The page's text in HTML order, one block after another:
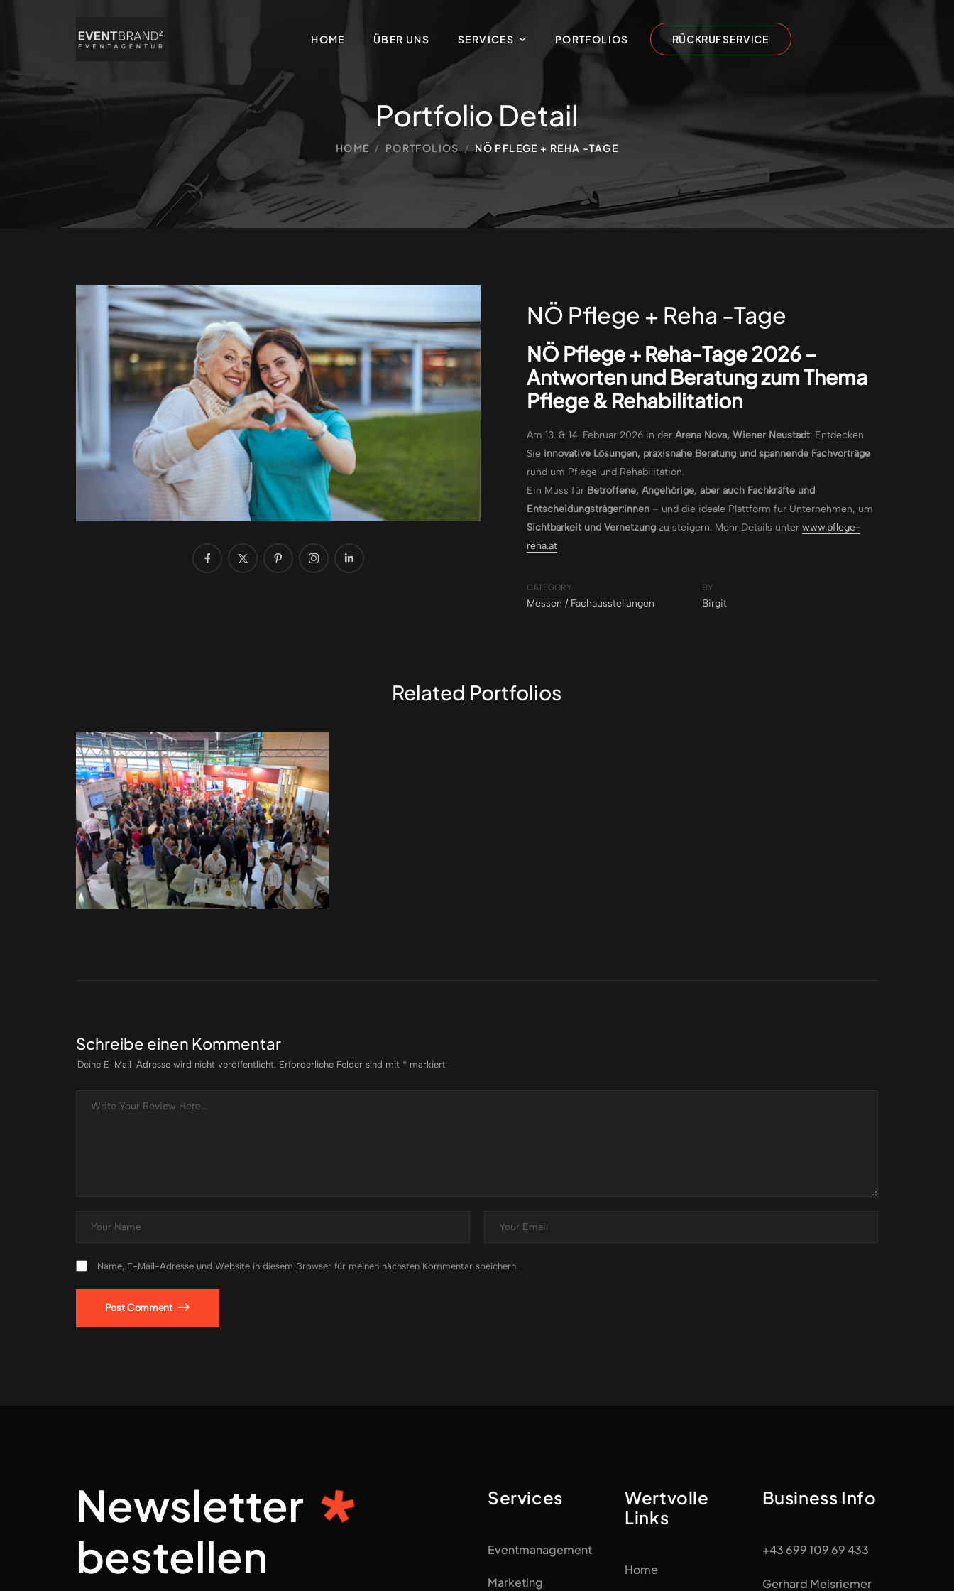
HOME ÜBER UNS SERVICES PORTFOLIOS RÜCKRUFSERVICE
Portfolio Detail
HOME / PORTFOLIOS / NÖ PFLEGE + REHA -TAGE
NÖ Pflege + Reha -Tage
NÖ Pflege + Reha‑Tage 2026 –
Antworten und Beratung zum Thema
Pflege & Rehabilitation
Am 13. & 14. Februar 2026 in der Arena Nova, Wiener Neustadt: Entdecken
Sie innovative Lösungen, praxisnahe Beratung und spannende Fachvorträge
rund um Pflege und Rehabilitation.
Ein Muss für Betroffene, Angehörige, aber auch Fachkräfte und
Entscheidungsträger:innen– und die ideale Plattform für Unternehmen, um
Sichtbarkeit und Vernetzungzu steigern. Mehr Details unter www.pflege-
reha.at
CATEGORY
Messen / Fachausstellungen
BY
Birgit
Related Portfolios
FULL-SERVICE MESSEN / FACHAUSSTELLUNGEN
Österr. Städtetag –
Fachaustellung
Schreibe einen Kommentar
Deine E-Mail-Adresse wird nicht veröffentlicht. Erforderliche Felder sind mit * markiert
Name, E-Mail-Adresse und Website in diesem Browser für meinen nächsten Kommentar speichern.
Post Comment
Newsletter
bestellen
Services
Eventmanagement
Marketing
Wertvolle
Links
Home
Business Info
+43 699 109 69 433
Gerhard Meisriemer